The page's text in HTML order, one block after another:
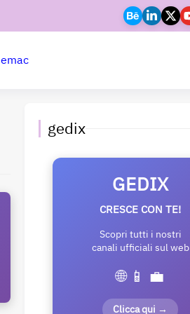
mac
gedix
GEDIX
CRESCE CON TE!
Scopri tutti i nostri
canali ufficiali sul web
🌐 📱 💼
Clicca qui →